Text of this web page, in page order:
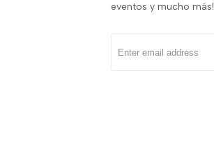
eventos y mucho más!